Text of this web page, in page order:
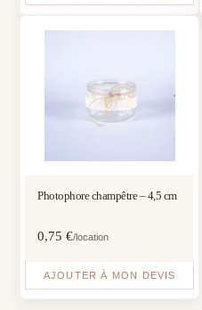
Photophore champêtre – 4,5 cm
0,75€/location
AJOUTER À MON DEVIS